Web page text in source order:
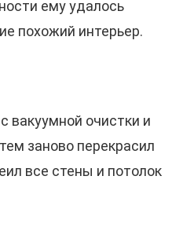
ему удалось
похожий интерьер.
вакуумной очистки и
заново перекрасил
все стены и потолок